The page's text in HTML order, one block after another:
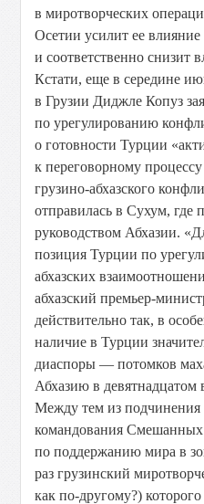
в миротворческих
Осетии усилит ее влияние
и соответственно снизит
Кстати, еще в середине
в Грузии Диджле Копуз
по урегулированию
о готовности Турции
к переговорному
грузино-абхазского
отправилась в Сухум, где
руководством Абхазии.
позиция Турции по
абхазских
абхазский премьер-
действительно так, в
наличие в Турции
диаспоры — потомков
Абхазию в девятнадцатом
Между тем из
командования Смешанных
по поддержанию мира в
раз грузинский
как по-другому?)